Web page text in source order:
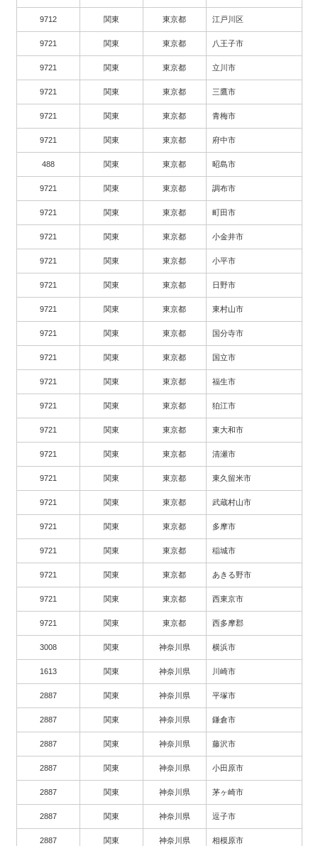
9712 関東 東京都 江戸川区
9721 関東 東京都 八王子市
9721 関東 東京都 立川市
9721 関東 東京都 三鷹市
9721 関東 東京都 青梅市
9721 関東 東京都 府中市
488 関東 東京都 昭島市
9721 関東 東京都 調布市
9721 関東 東京都 町田市
9721 関東 東京都 小金井市
9721 関東 東京都 小平市
9721 関東 東京都 日野市
9721 関東 東京都 東村山市
9721 関東 東京都 国分寺市
9721 関東 東京都 国立市
9721 関東 東京都 福生市
9721 関東 東京都 狛江市
9721 関東 東京都 東大和市
9721 関東 東京都 清瀬市
9721 関東 東京都 東久留米市
9721 関東 東京都 武蔵村山市
9721 関東 東京都 多摩市
9721 関東 東京都 稲城市
9721 関東 東京都 あきる野市
9721 関東 東京都 西東京市
9721 関東 東京都 西多摩郡
3008 関東 神奈川県 横浜市
1613 関東 神奈川県 川崎市
2887 関東 神奈川県 平塚市
2887 関東 神奈川県 鎌倉市
2887 関東 神奈川県 藤沢市
2887 関東 神奈川県 小田原市
2887 関東 神奈川県 茅ヶ崎市
2887 関東 神奈川県 逗子市
2887 関東 神奈川県 相模原市